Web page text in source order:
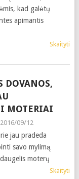
kad galėtų
apimantis
Skaityti
DOVANOS,
MOTERIAI
2016/09/12
jau pradeda
savo mylimą
moterų
Skaityti